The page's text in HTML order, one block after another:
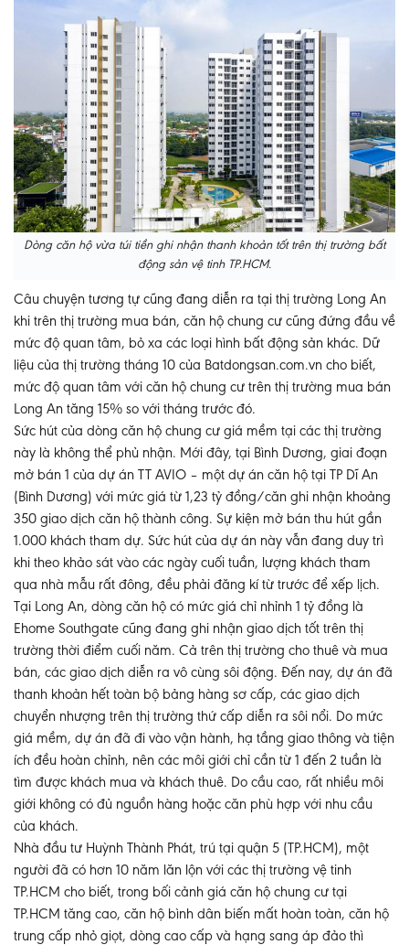
Dòng căn hộ vừa túi tiền ghi nhận thanh khoản tốt trên thị trường bất
động sản vệ tinh TP.HCM.
Câu chuyện tương tự cũng đang diễn ra tại thị trường Long An
khi trên thị trường mua bán, căn hộ chung cư cũng đứng đầu về
mức độ quan tâm, bỏ xa các loại hình bất động sản khác. Dữ
liệu của thị trường tháng 10 của Batdongsan.com.vn cho biết,
mức độ quan tâm với căn hộ chung cư trên thị trường mua bán
Long An tăng 15% so với tháng trước đó.
Sức hút của dòng căn hộ chung cư giá mềm tại các thị trường
này là không thể phủ nhận. Mới đây, tại Bình Dương, giai đoạn
mở bán 1 của dự án TT AVIO – một dự án căn hộ tại TP Dĩ An
(Bình Dương) với mức giá từ 1,23 tỷ đồng/căn ghi nhận khoảng
350 giao dịch căn hộ thành công. Sự kiện mở bán thu hút gần
1.000 khách tham dự. Sức hút của dự án này vẫn đang duy trì
khi theo khảo sát vào các ngày cuối tuần, lượng khách tham
qua nhà mẫu rất đông, đều phải đăng kí từ trước để xếp lịch.
Tại Long An, dòng căn hộ có mức giá chỉ nhỉnh 1 tỷ đồng là
Ehome Southgate cũng đang ghi nhận giao dịch tốt trên thị
trường thời điểm cuối năm. Cả trên thị trường cho thuê và mua
bán, các giao dịch diễn ra vô cùng sôi động. Đến nay, dự án đã
thanh khoản hết toàn bộ bảng hàng sơ cấp, các giao dịch
chuyển nhượng trên thị trường thứ cấp diễn ra sôi nổi. Do mức
giá mềm, dự án đã đi vào vận hành, hạ tầng giao thông và tiện
ích đều hoàn chỉnh, nên các môi giới chỉ cần từ 1 đến 2 tuần là
tìm được khách mua và khách thuê. Do cầu cao, rất nhiều môi
giới không có đủ nguồn hàng hoặc căn phù hợp với nhu cầu
của khách.
Nhà đầu tư Huỳnh Thành Phát, trú tại quận 5 (TP.HCM), một
người đã có hơn 10 năm lăn lộn với các thị trường vệ tinh
TP.HCM cho biết, trong bối cảnh giá căn hộ chung cư tại
TP.HCM tăng cao, căn hộ bình dân biến mất hoàn toàn, căn hộ
trung cấp nhỏ giọt, dòng cao cấp và hạng sang áp đảo thì